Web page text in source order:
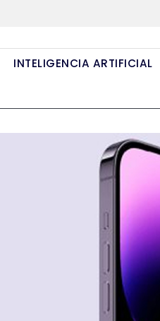
INTELIGENCIA ARTIFICIAL